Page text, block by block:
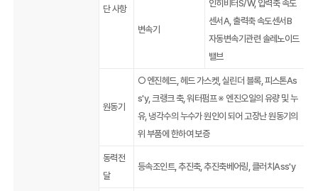
단 사항
변속기
인히비터S/W, 입력축 속도
센서A, 출력축 속도센서B
자동변속기관련 솔레노이드
밸브
원동기
○ 엔진헤드, 헤드 가스켓, 실린더 블록, 피스톤As
s'y, 크랭크 축, 워터펌프 ※ 엔진오일의 유량 및 누
유, 냉각수의 누수가 원인이 되어 고장난 원동기의
위 부품에 한하여 보증
동력전
달
등속조인트, 추진축, 추진축베어링, 클러치Ass'y